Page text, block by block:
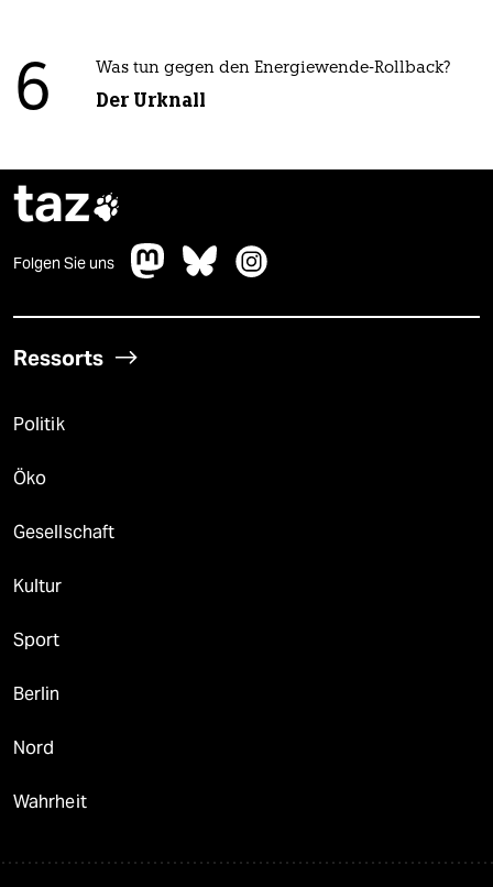
6 Was tun gegen den Energiewende-Rollback?
Der Urknall
taz
Folgen Sie uns
Ressorts
Politik
Öko
Gesellschaft
Kultur
Sport
Berlin
Nord
Wahrheit